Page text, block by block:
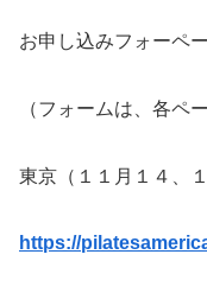
お申し込みフォーペ
（フォームは、各ペ
東京（１１月１４、
https://